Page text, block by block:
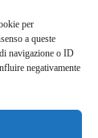
per
a queste
navigazione o ID
negativamente